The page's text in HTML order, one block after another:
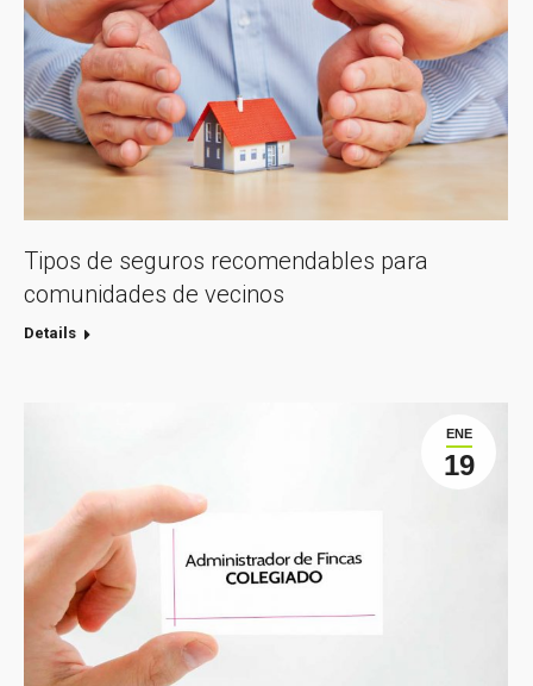
Tipos de seguros recomendables para
comunidades de vecinos
Details
ENE
19